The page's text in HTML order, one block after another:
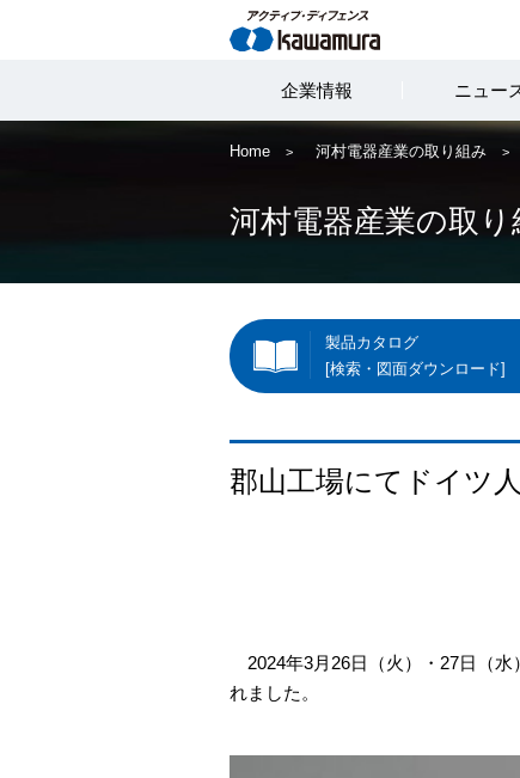
企業情報 ニュー
Home 河村電器産業の取り組み
河村電器産業の取り
製品カタログ
[検索・図面ダウンロード]
郡山工場にてドイツ
2024年3月 26日（火）・ 27日（水
れました。